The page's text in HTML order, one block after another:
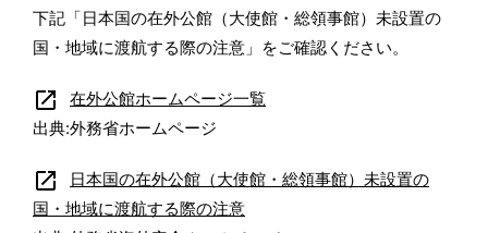
下記「日本国の在外公館（大使館・総領事館）未設置の
国・地域に渡航する際の注意」をご確認ください。
open_in_new
在外公館ホームページ一覧
出典:外務省ホームページ
open_in_new
日本国の在外公館（大使館・総領事館）未設置の
国・地域に渡航する際の注意